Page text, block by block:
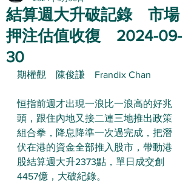
結算週大升破記錄 市場
押注估值收復 2024-09-
30
期權觀　陳俊謙　Frandix Chan
恒指前週才出現一浪比一浪高的好兆
頭，跟住內地又接二連三地推出政策
組合拳，降息降準一次過完成，把潛
伏在港的資金全部推入股市，帶動港
股結算週大升2373點，單日成交創
4457億，大破紀錄。